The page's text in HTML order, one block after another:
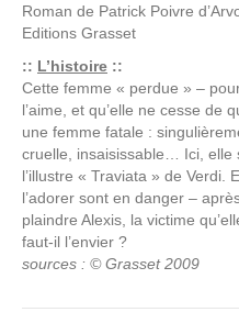
Roman de Patrick Poivre
Editions Grasset
:: L’histoire ::
Cette femme « perdue » –
l’aime, et qu’elle ne cesse de
une femme fatale :
cruelle, insaisissable… Ici, elle
l’illustre « Traviata » de Verdi.
l’adorer sont en danger –
plaindre Alexis, la victime
faut-il l’envier ?
sources : © Grasset 2009